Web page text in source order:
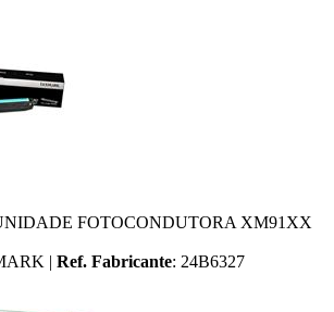
FOTOCONDUTORA XM91XX
| Ref. Fabricante: 24B6327